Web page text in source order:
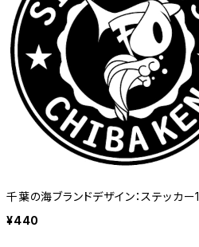
千葉の海ブランドデザイン：ステッカー1
¥440